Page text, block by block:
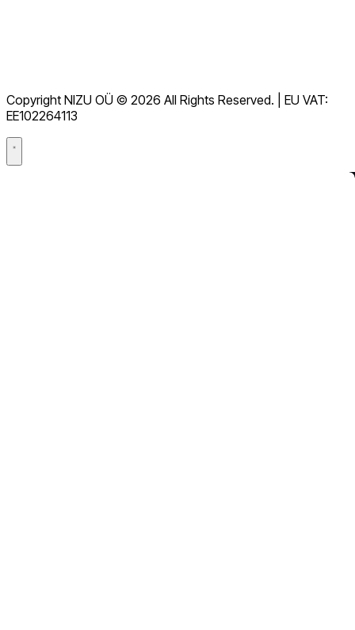
RGPD
Acord de processament de dades (DPA)
Copyright NIZU OÜ © 2026 All Rights Reserved. | EU VAT:
EE102264113